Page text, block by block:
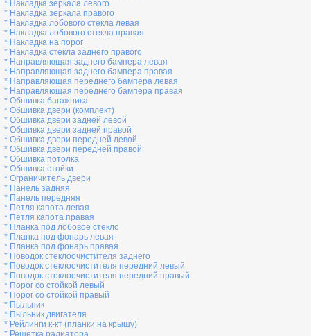
* Накладка зеркала левого
* Накладка зеркала правого
* Накладка лобового стекла левая
* Накладка лобового стекла правая
* Накладка на порог
* Накладка стекла заднего правого
* Направляющая заднего бампера левая
* Направляющая заднего бампера правая
* Направляющая переднего бампера левая
* Направляющая переднего бампера правая
* Обшивка багажника
* Обшивка двери (комплект)
* Обшивка двери задней левой
* Обшивка двери задней правой
* Обшивка двери передней левой
* Обшивка двери передней правой
* Обшивка потолка
* Обшивка стойки
* Ограничитель двери
* Панель задняя
* Панель передняя
* Петля капота левая
* Петля капота правая
* Планка под лобовое стекло
* Планка под фонарь левая
* Планка под фонарь правая
* Поводок стеклоочистителя заднего
* Поводок стеклоочистителя передний левый
* Поводок стеклоочистителя передний правый
* Порог со стойкой левый
* Порог со стойкой правый
* Пыльник
* Пыльник двигателя
* Рейлинги к-кт (планки на крышу)
* Решетка радиатора